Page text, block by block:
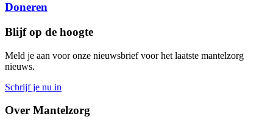
Doneren
Blijf op de hoogte
Meld je aan voor onze nieuwsbrief voor het laatste mantelzorg
nieuws.
Schrijf je nu in
Over Mantelzorg